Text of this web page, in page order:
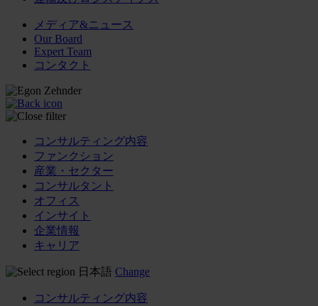
メディア&ニュース
Our Board
Expert Team
コンタクト
コンサルティング内容
ファンクション
産業・セクター
コンサルタント
オフィス
インサイト
企業情報
キャリア
日本語 Change
コンサルティング内容